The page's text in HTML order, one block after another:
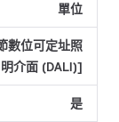
單位
數位可定址照
明介面 (DALI)]
是